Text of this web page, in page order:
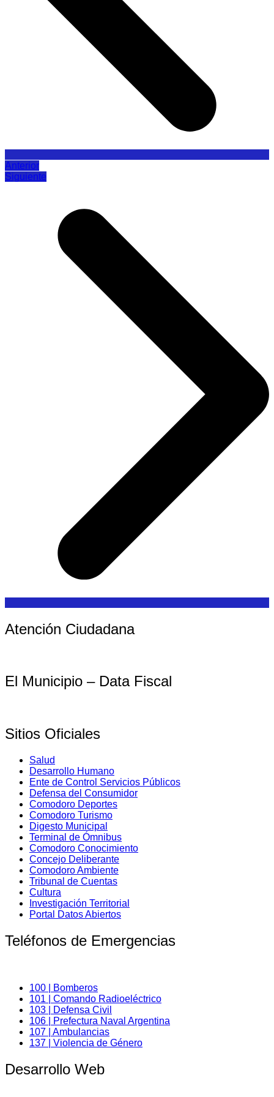
Anterior
Siguiente
Atención Ciudadana
El Municipio – Data Fiscal
Sitios Oficiales
Salud
Desarrollo Humano
Ente de Control Servicios Públicos
Defensa del Consumidor
Comodoro Deportes
Comodoro Turismo
Digesto Municipal
Terminal de Ómnibus
Comodoro Conocimiento
Concejo Deliberante
Comodoro Ambiente
Tribunal de Cuentas
Cultura
Investigación Territorial
Portal Datos Abiertos
Teléfonos de Emergencias
100 | Bomberos
101 | Comando Radioeléctrico
103 | Defensa Civil
106 | Prefectura Naval Argentina
107 | Ambulancias
137 | Violencia de Género
Desarrollo Web